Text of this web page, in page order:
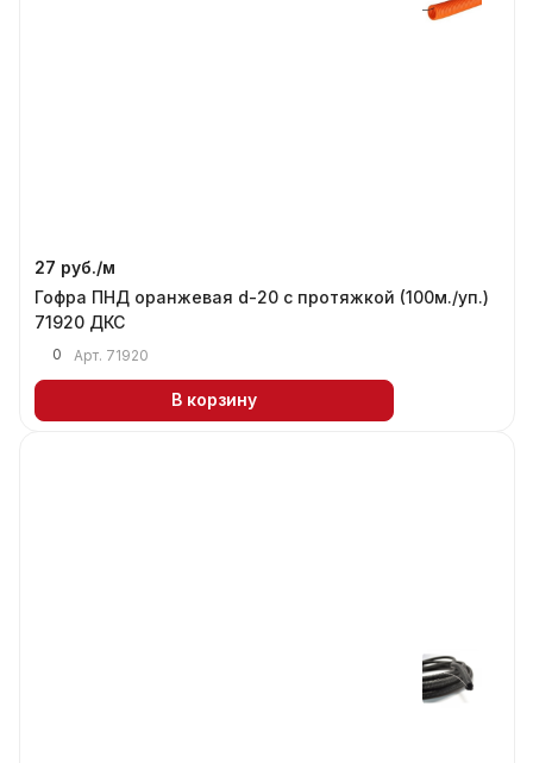
27 руб./м
Гофра ПНД оранжевая d-20 с протяжкой (100м./уп.)
71920 ДКС
0 Арт. 71920
В корзину